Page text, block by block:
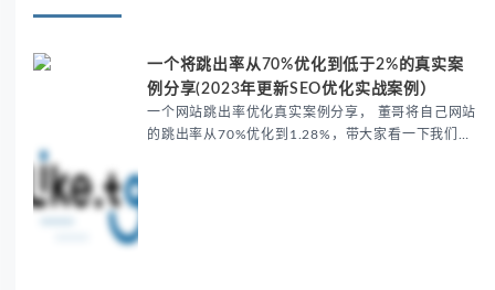
一个将跳出率从70%优化到低于2%的真实案
例分享(2023年更新SEO优化实战案例）
一个网站跳出率优化真实案例分享， 董哥将自己网站
的跳出率从70%优化到1.28%，带大家看一下我们是